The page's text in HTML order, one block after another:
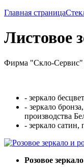
Главная страница
Листовое
Фирма "Скло-Сервис"
- зеркало
- зеркало
производства
- зеркало сатин,
Розовое